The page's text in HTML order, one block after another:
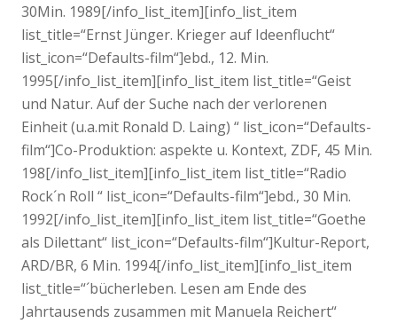
30Min. 1989[/info_list_item][info_list_item
list_title=“Ernst Jünger. Krieger auf Ideenflucht“
list_icon=“Defaults-film“]ebd., 12. Min.
1995[/info_list_item][info_list_item list_title=“Geist
und Natur. Auf der Suche nach der verlorenen
Einheit (u.a.mit Ronald D. Laing) “ list_icon=“Defaults-
film“]Co-Produktion: aspekte u. Kontext, ZDF, 45 Min.
198[/info_list_item][info_list_item list_title=“Radio
Rock´n Roll “ list_icon=“Defaults-film“]ebd., 30 Min.
1992[/info_list_item][info_list_item list_title=“Goethe
als Dilettant“ list_icon=“Defaults-film“]Kultur-Report,
ARD/BR, 6 Min. 1994[/info_list_item][info_list_item
list_title=“´bücherleben. Lesen am Ende des
Jahrtausends zusammen mit Manuela Reichert“